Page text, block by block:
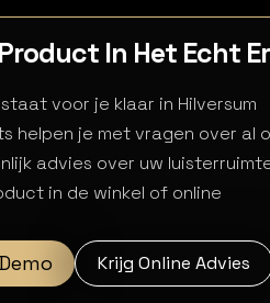
In Het Echt
voor je klaar in Hilversum
helpen je met vragen over al
advies over uw
in de winkel of online
Krijg Online Advies